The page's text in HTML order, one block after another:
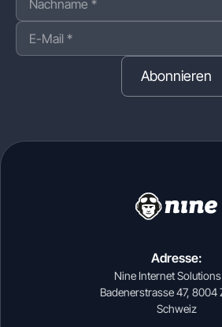
Abonnieren
Adresse:
Nine Internet
Badenerstrasse 47, 8004
Schweiz